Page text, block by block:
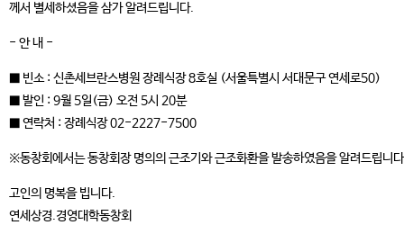
께서 별세하셨음을 삼가 알려드립니다.
- 안 내 -
■ 빈소 : 신촌세브란스병원 장례식장 8호실 (서울특별시 서대문구 연세로50)
■ 발인 : 9월 5일(금) 오전 5시 20분
■ 연락처 : 장례식장 02-2227-7500
※동창회에서는 동창회장 명의의 근조기와 근조화환을 발송하였음을 알려드립니
고인의 명복을 빕니다.
연세상경.경영대학동창회